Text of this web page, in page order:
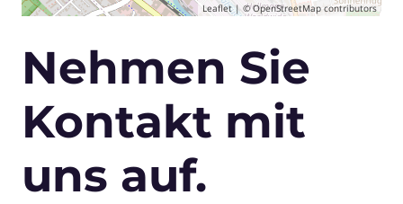
Leaflet| ©OpenStreetMapcontributors
Nehmen Sie
Kontakt mit
uns auf.